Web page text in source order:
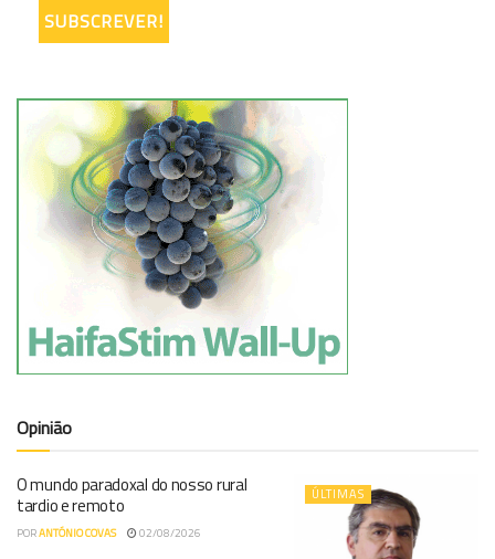
Opinião
ÚLTIMAS
O mundo paradoxal do nosso rural
tardio e remoto
PORANTÓNIO COVAS 02/08/2026